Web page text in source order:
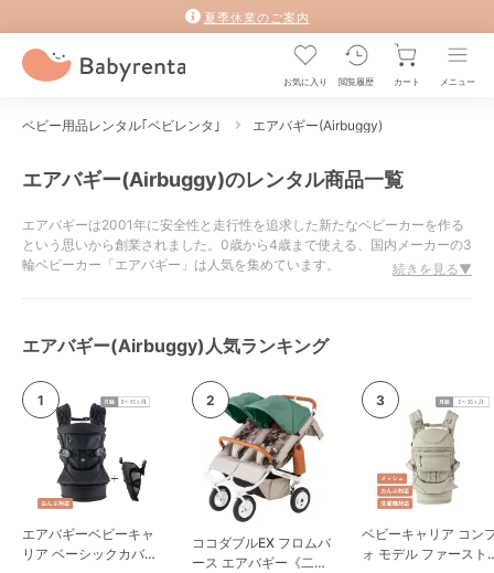
夏季休業のご案内
お気に入り 閲覧履歴 カート メニュー
ベビー用品レンタル｢ベビレンタ｣ エアバギー(Airbuggy)
エアバギー(Airbuggy)のレンタル商品一覧
エアバギーは2001年に安全性と走行性を追求した新たなベビーカーを作る
という思いから創業されました。0歳から4歳まで使える、国内メーカーの3
輪ベビーカー「エアバギー」は人気を集めています。
ーココブレーキモデル）・Airbuggy mimi brake（エアバギーミミブレーキ
大口径中空式のエアタイヤとベアリングの動きによって、”押して軽い”ベビ
ーカーを作る事に成功し、軽快でスムーズな押しやすさを実現しました。
また色使いも鮮やかで、他のベビーカーとは一味違うオシャレな見た目は
InstagramなどのSNSでも話題になっています。
続きを見る▼
エアバギー(Airbuggy)人気ランキング
エアバギーベビーキャ
リア ベーシックカバー
ココダブルEX フロムバ
ース エアバギー《二人
ベビーキャリア コン
ォ モデル ファースト